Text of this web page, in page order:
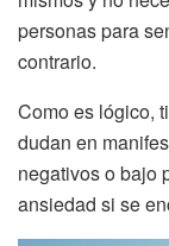
personas para
contrario.
Como es lógico,
dudan en
negativos o bajo
ansiedad si se